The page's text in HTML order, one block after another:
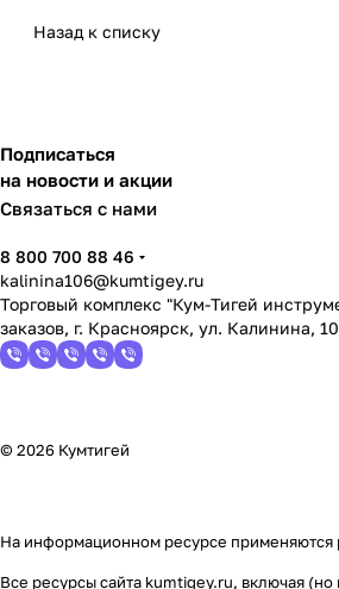
Назад к списку
Подписаться
на новости и акции
Связаться с нами
8 800 700 88 46
kalinina106@kumtigey.ru
Торговый комплекс "Кум-Тигей
заказов, г. Красноярск, ул. Калинина,
© 2026 Кумтигей
На информационном ресурсе применяются
Все ресурсы сайта kumtigey.ru, включая